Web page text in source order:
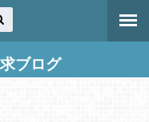
ブログ